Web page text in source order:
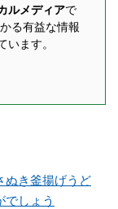
ルメディアで
る有益な情報
ます。
ぬき釜揚げうど
しょう